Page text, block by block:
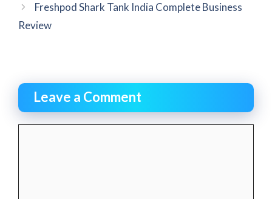
Freshpod Shark Tank India Complete Business
Review
Leave a Comment